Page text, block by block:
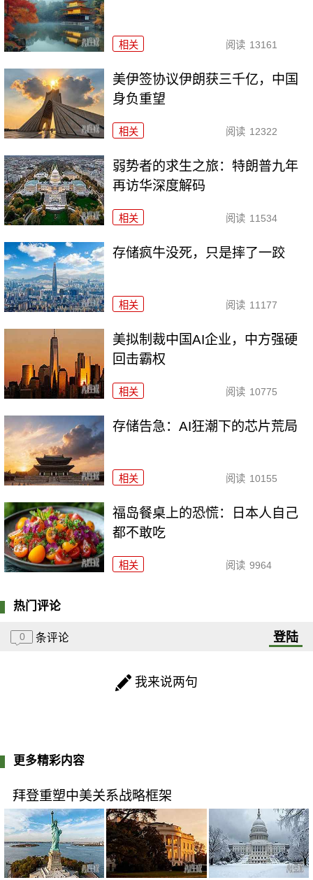
相关 阅读 13161
美伊签协议伊朗获三千亿，中国
身负重望
相关 阅读 12322
弱势者的求生之旅：特朗普九年
再访华深度解码
相关 阅读 11534
存储疯牛没死，只是摔了一跤
相关 阅读 11177
美拟制裁中国AI企业，中方强硬
回击霸权
相关 阅读 10775
存储告急：AI狂潮下的芯片荒局
相关 阅读 10155
福岛餐桌上的恐慌：日本人自己
都不敢吃
相关 阅读 9964
热门评论
0 条评论 登陆
我来说两句
更多精彩内容
拜登重塑中美关系战略框架